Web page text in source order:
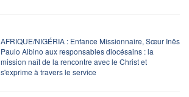
AFRIQUE/NIGÉRIA : Enfance Missionnaire, Sœur Inês
Paulo Albino aux responsables diocésains : la
mission naît de la rencontre avec le Christ et
s'exprime à travers le service